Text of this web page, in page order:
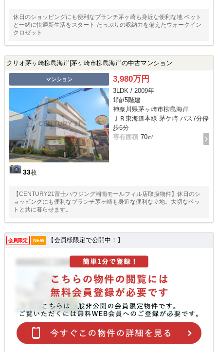
休日のショッピングにも便利なブランチ茅ヶ崎も身近な便利な地 ペット
と一緒に快適新生活をスタート たっぷりの収納力を備えたウォークイン
クロゼット
クリオ茅ヶ崎柳島海岸|茅ヶ崎市柳島海岸の中古マンション
マンション
33枚
3,980万円
3LDK / 2009年
1階/5階建
神奈川県茅ヶ崎市柳島海岸
ＪＲ東海道本線 茅ケ崎 バス7分停
歩6分
専有面積 70㎡
【CENTURY21富士ハウジング湘南モールフィル店取扱物件】休日のシ
ョッピングにも便利なブランチ茅ヶ崎も身近な便利な立地。大切なペッ
トと共に暮らせます。
会員限定 NEW 【会員様限定で公開中！】